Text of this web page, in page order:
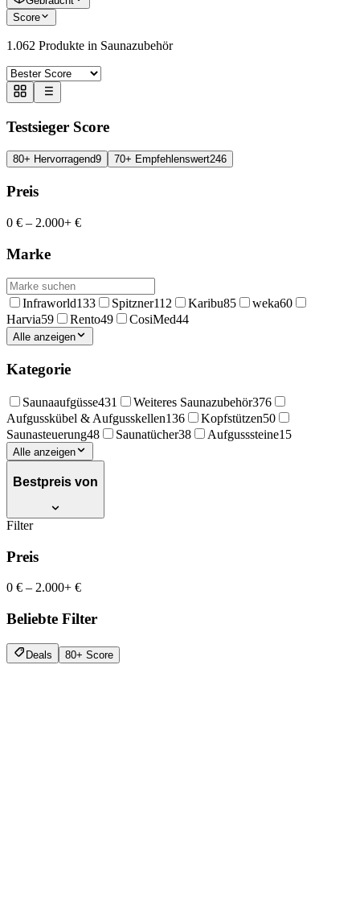
Score
1.062 Produkte in Saunazubehör
Testsieger Score
80+ Hervorragend9 70+ Empfehlenswert246
Preis
0 € – 2.000+ €
Marke
Infraworld133 Spitzner112 Karibu85 weka60
Harvia59 Rento49 CosiMed44
Alle anzeigen
Kategorie
Saunaaufgüsse431 Weiteres Saunazubehör376
Aufgusskübel & Aufgusskellen136 Kopfstützen50
Saunasteuerung48 Saunatücher38 Aufgusssteine15
Alle anzeigen
Bestpreis von
Filter
Preis
0 € – 2.000+ €
Beliebte Filter
Deals 80+ Score